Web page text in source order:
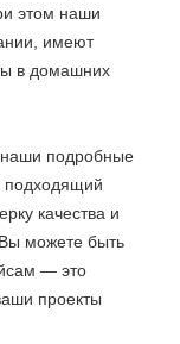
этом наши
имеют
в домашних
наши подробные
подходящий
качества и
можете быть
— это
проекты